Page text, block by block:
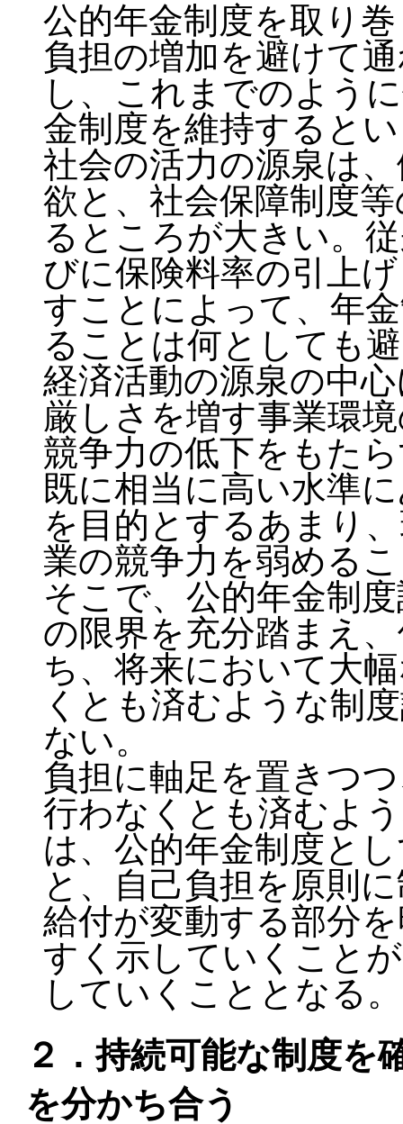
公的年金制度を取り
負担の増加を避けて
し、これまでのよう
金制度を維持すると
社会の活力の源泉は
欲と、社会保障制度
るところが大きい。
びに保険料率の引上
すことによって、年
ることは何としても
経済活動の源泉の中
厳しさを増す事業環
競争力の低下をもた
既に相当に高い水準
を目的とするあまり
業の競争力を弱める
そこで、公的年金制
の限界を充分踏まえ
ち、将来において大
くとも済むような制
ない。
負担に軸足を置きつ
行わなくとも済むよ
は、公的年金制度と
と、自己負担を原則
給付が変動する部分
すく示していくこと
していくこととなる。
２．持続可能な制度を
を分かち合う